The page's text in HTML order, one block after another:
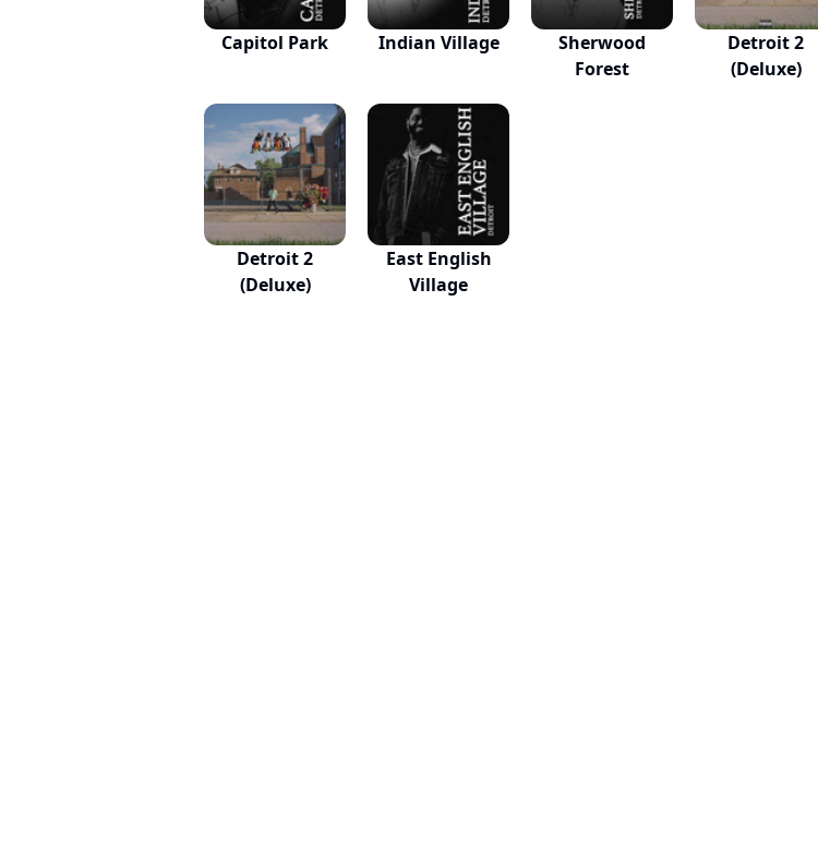
Capitol Park Indian Village
Sherwood
Forest
Detroit 2
(Deluxe)
Detroit 2
(Deluxe)
East English
Village